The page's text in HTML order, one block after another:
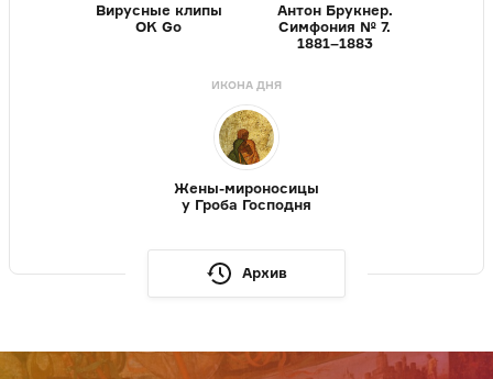
Вирусные клипы
OK Go
Антон Брукнер.
Симфония № 7.
1881–1883
ИКОНА ДНЯ
Жены-мироносицы
у Гроба Господня
Архив